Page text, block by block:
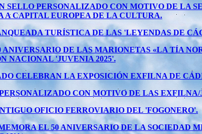
PERSONALIZADO CON MOTIVO DE LA
A CAPITAL EUROPEA DE LA CULTURA.
TURÍSTICA DE LAS 'LEYENDAS DE
DE LAS MARIONETAS «LA TÍA
NACIONAL 'JUVENIA 2025'.
CELEBRAN LA EXPOSICIÓN EXFILNA DE
CON MOTIVO DE LAS
OFICIO FERROVIARIO DEL 'FOGONERO'.
EL 50 ANIVERSARIO DE LA SOCIEDAD